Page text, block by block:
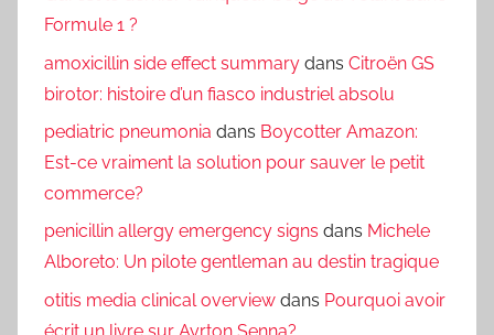
Formule 1 ?
amoxicillin side effect summary dans Citroën GS
birotor: histoire d’un fiasco industriel absolu
pediatric pneumonia dans Boycotter Amazon:
Est-ce vraiment la solution pour sauver le petit
commerce?
penicillin allergy emergency signs dans Michele
Alboreto: Un pilote gentleman au destin tragique
otitis media clinical overview dans Pourquoi avoir